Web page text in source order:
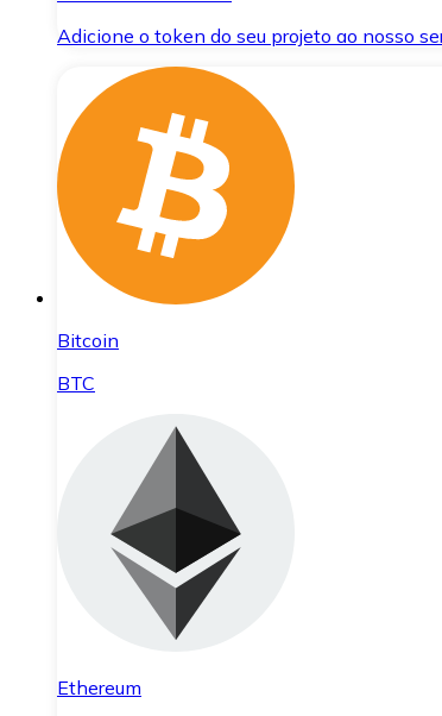
Adicione o token do seu projeto ao nosso
Bitcoin
BTC
Ethereum